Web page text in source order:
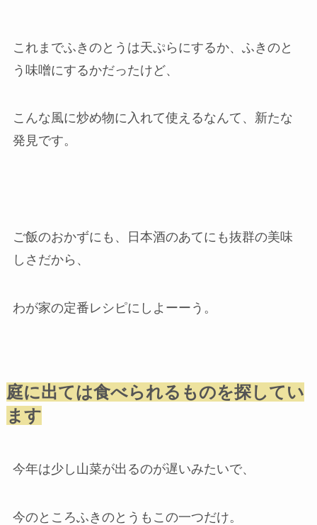
これまでふきのとうは天ぷらにするか、ふきのと
う味噌にするかだったけど、
こんな風に炒め物に入れて使えるなんて、新たな
発見です。
ご飯のおかずにも、日本酒のあてにも抜群の美味
しさだから、
わが家の定番レシピにしよーーう。
庭に出ては食べられるものを探してい
ます
今年は少し山菜が出るのが遅いみたいで、
今のところふきのとうもこの一つだけ。